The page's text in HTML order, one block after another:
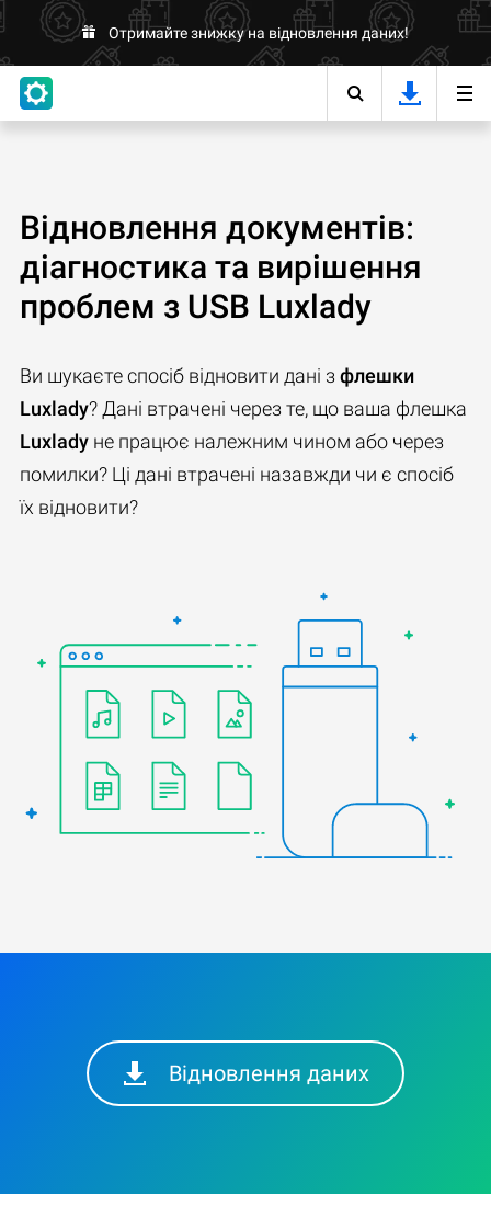
Отримайте знижку на відновлення даних!
Відновлення документів:
діагностика та вирішення
проблем з USB Luxlady
Ви шукаєте спосіб відновити дані зфлешки
Luxlady? Дані втрачені через те, що ваша флешка
Luxlady не працює належним чином або через
помилки? Ці дані втрачені назавжди чи є спосіб
їх відновити?
Відновлення даних